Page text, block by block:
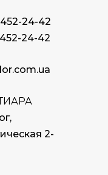
24-42
24-42
2-